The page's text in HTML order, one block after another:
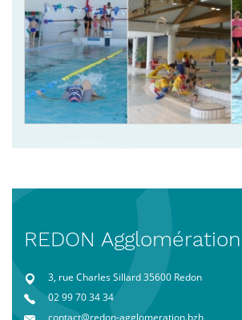
REDON Agglomération
3, rue Charles Sillard 35600 Redon
02 99 70 34 34